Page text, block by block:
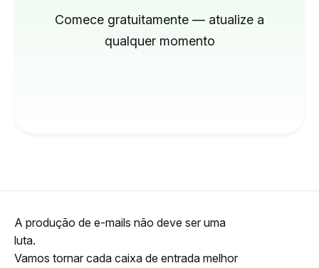
Comece gratuitamente — atualize a
qualquer momento
A produção de e-mails não deve ser uma
luta.
Vamos tornar cada caixa de entrada melhor